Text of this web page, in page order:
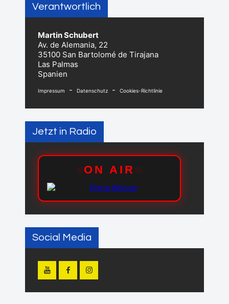
Verantwortlich
Martin Schubert
Av. de Alemania, 22
35100 San Bartolomé de Tirajana
Las Palmas
Spanien
Impressum - Datenschutz - Cookies-Richtlinie
Jetzt in Radio
Social Media